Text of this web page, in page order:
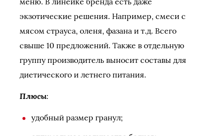
экзотические решения. Например, смеси с
мясом страуса, оленя, фазана и т.д. Всего
свыше 10 предложений. Также в отдельную
группу производитель выносит составы для
диетического и летнего питания.
Плюсы:
удобный размер гранул;